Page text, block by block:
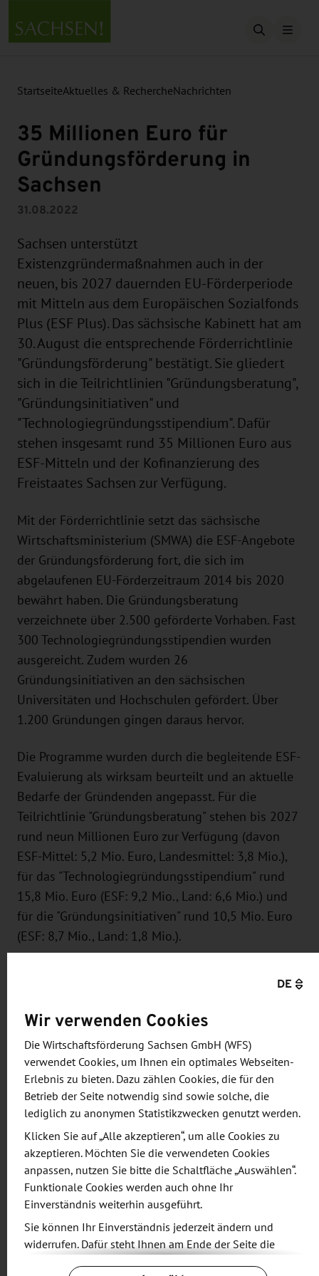
Suche
StartseiteAktuelles & RechercheNachrichten
35 Millionen Euro für
Gründungsförderung in
Sachsen
31.08.2022
Sachsen unterstützt
Existenzgründermaßnahmen auch in der
neuen, bis 2027 dauernden EU-Förderperiode
mit Mitteln aus dem Europäischen Sozialfonds
Plus (ESF Plus). Das sächsische Kabinett hat am
30. August die entsprechende Förderrichtlinie
"Gründungsförderung" bestätigt. Sie gliedert
sich in die Teilrichtlinien "Gründungsberatung",
"Gründungsinitiativen" und
"Technologiegründungsstipendium". Dafür
stehen insgesamt rund 35 Millionen Euro aus
ESF-Mitteln und der Kofinanzierung des
Freistaates Sachsen zur Verfügung.
Mit der Förderrichtlinie setzt das sächsische
Wirtschaftsministerium (SMWA) die ESF-Angebote
der Gründungsförderung fort, die sich im
abgelaufenen EU-Förderzeitraum 2014 bis 2020
bewährt haben. Die Gründungsberatung
verzeichnete über 2.500 geförderte Vorhaben. Fast
300 Technologiegründungsstipendien wurden
ausgereicht. Zudem wurden 26
Gründungsinitiativen an den sächsischen
Universitäten und Hochschulen gefördert. Über
1.200 Gründungen gingen daraus hervor.
Die Programme wurden durch die begleitende ESF-
Evaluierung als wirksam beurteilt und an aktuelle
Bedarfe der Gründenden angepasst. Für die
Teilrichtlinie "Gründungsberatung" stehen bis 2027
rund neun Millionen Euro zur Verfügung (davon
ESF-Mittel: 5,2 Mio. Euro, Landesmittel: 3,8 Mio.),
für das "Technologiegründungsstipendium" rund
15,8 Mio. Euro (ESF: 9,2 Mio., Land: 6,6 Mio.) und
für die "Gründungsinitiativen" rund 10,5 Mio. Euro
(ESF: 8,7 Mio., Land: 1,8 Mio.).
Teilrichtlinien "Akzeleratorenförderung"
EFRE) und "Business-Angel-Programm" (Just
Transition Fund – JTF) vorlegen. "Zusammen mit
dem derzeit noch laufenden Mikrodarlehen und
dem bereits verlängerten InnoStartBonus bietet
das SMWA mit Hilfe der EU und mit Landesmitteln
eine auf alle Zielgruppen abgestimmte
Gründerförderung an", so Sachsens
Wirtschaftsminister Martin Dulig.
Im Sommer 2022 hat das Ministerium eine neue
Studie zum Gründungsstandort Sachsen vorgelegt.
Demnach entfielen seit 2011 knapp 72 Prozent der
DE
Wir verwenden Cookies
Die Wirtschaftsförderung Sachsen GmbH (WFS)
verwendet Cookies, um Ihnen ein optimales Webseiten-
Erlebnis zu bieten. Dazu zählen Cookies, die für den
Betrieb der Seite notwendig sind sowie solche, die
lediglich zu anonymen Statistikzwecken genutzt werden.
Klicken Sie auf „Alle akzeptieren“, um alle Cookies zu
akzeptieren. Möchten Sie die verwendeten Cookies
anpassen, nutzen Sie bitte die Schaltfläche „Auswählen“.
Funktionale Cookies werden auch ohne Ihr
Einverständnis weiterhin ausgeführt.
Sie können Ihr Einverständnis jederzeit ändern und
widerrufen. Dafür steht Ihnen am Ende der Seite die